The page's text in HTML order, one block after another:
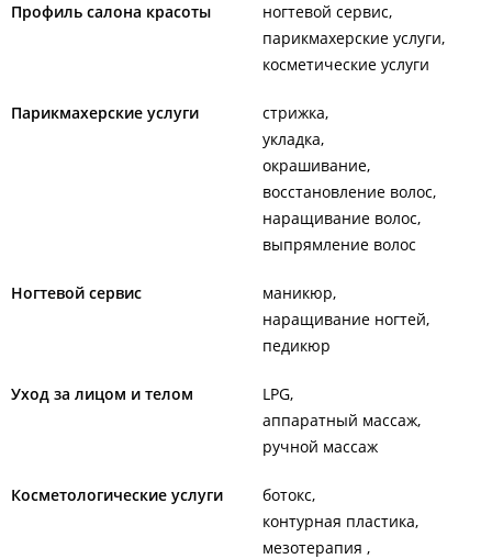
Профиль салона красоты
ногтевой сервис
парикмахерские услуги
косметические услуги
Парикмахерские услуги
стрижка
укладка
окрашивание
восстановление волос
наращивание волос
выпрямление волос
Ногтевой сервис
маникюр
наращивание ногтей
педикюр
Уход за лицом и телом
LPG
аппаратный массаж
ручной массаж
Косметологические услуги
ботокс
контурная пластика
мезотерапия